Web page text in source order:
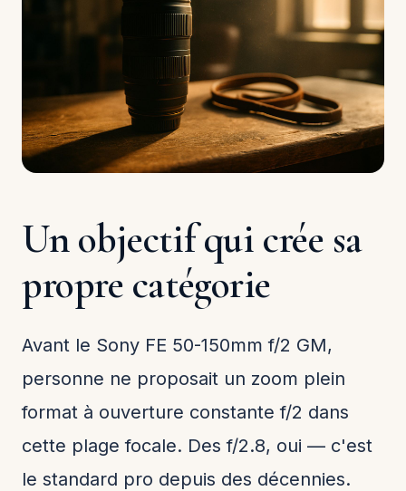
Un objectif qui crée sa
propre catégorie
Avant le Sony FE 50-150mm f/2 GM,
personne ne proposait un zoom plein
format à ouverture constante f/2 dans
cette plage focale. Des f/2.8, oui — c'est
le standard pro depuis des décennies.